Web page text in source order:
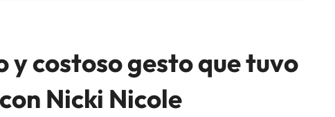
y costoso gesto que tuvo
Nicki Nicole